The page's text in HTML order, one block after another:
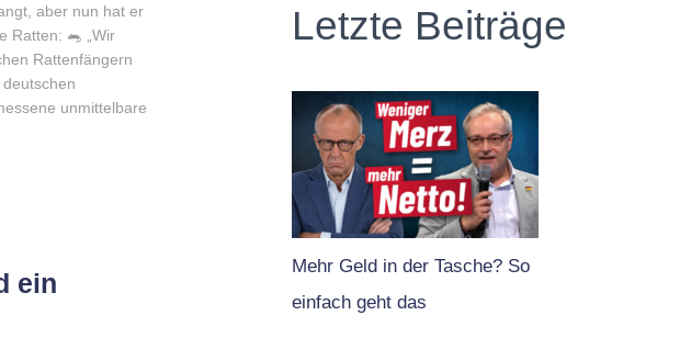
aber nun hat er
Ratten: 🐀 „Wir
Rattenfängern
unmittelbare
ein
Letzte Beiträge
Mehr Geld in der Tasche? So
einfach geht das